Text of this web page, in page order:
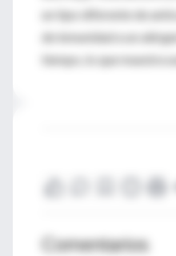
un tipo diferente de
de inmunidad a un
tiempo, lo que muestra
Comentarios